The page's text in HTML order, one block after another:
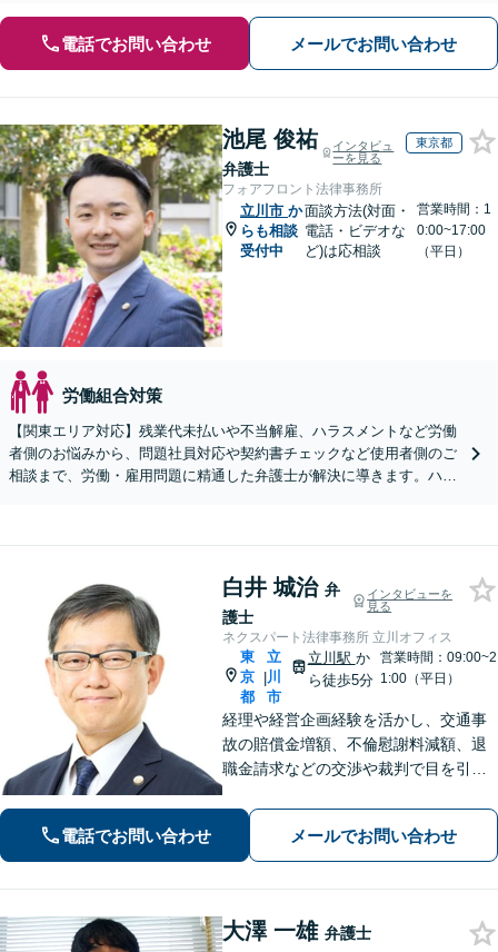
電話でお問い合わせ メールでお問い合わせ
池尾 俊祐
弁護士
インタビュ
ーを見る
東京都
フォアフロント法律事務所
立川市 か
らも相談
受付中
面談方法(対面・
電話・ビデオな
ど)は応相談
営業時間：1
0:00~17:00
（平日）
労働組合対策
【関東エリア対応】残業代未払いや不当解雇、ハラスメントなど労働
者側のお悩みから、問題社員対応や契約書チェックなど使用者側のご
相談まで、労働・雇用問題に精通した弁護士が解決に導きます。ハラ
白井 城治 弁
護士
インタビューを
見る
ネクスパート法律事務所 立川オフィス
東
京
都
|
立
川
市
立川駅 か
ら徒歩5分
営業時間：09:00~2
1:00（平日）
経理や経営企画経験を活かし、交通事
故の賠償金増額、不倫慰謝料減額、退
職金請求などの交渉や裁判で目を引く
す。難しい案件でもわずかな可能性を
見つけて、ご依頼者様を笑顔に導ける
よう全力を尽くします。【初回相談無
料】
電話でお問い合わせ メールでお問い合わせ
大澤 一雄 弁護士